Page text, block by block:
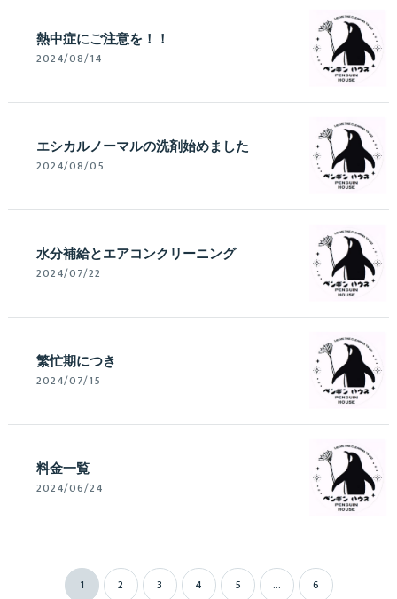
熱中症にご注意を！！
2024/08/14
エシカルノーマルの洗剤始めました
2024/08/05
水分補給とエアコンクリーニング
2024/07/22
繁忙期につき
2024/07/15
料金一覧
2024/06/24
1 2 3 4 5 ... 6